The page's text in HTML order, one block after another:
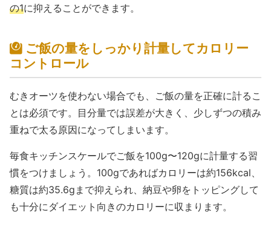
の1に抑えることができます。
ご飯の量をしっかり計量してカロリー
コントロール
むきオーツを使わない場合でも、ご飯の量を正確に計るこ
とは必須です。目分量では誤差が大きく、少しずつの積み
重ねで太る原因になってしまいます。
毎食キッチンスケールでご飯を100g〜120gに計量する習
慣をつけましょう。100gであればカロリーは約156kcal、
糖質は約35.6gまで抑えられ、納豆や卵をトッピングして
も十分にダイエット向きのカロリーに収まります。